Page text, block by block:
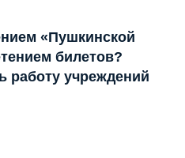
«Пушкинской
билетов?
работу учреждений